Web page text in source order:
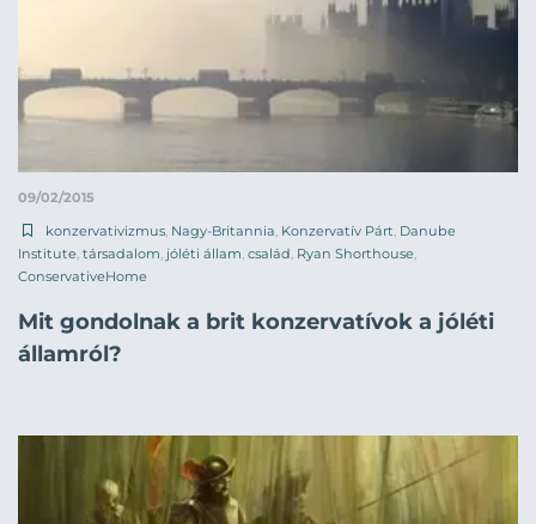
09/02/2015
konzervativizmus Nagy-Britannia Konzervatív Párt Danube
Institute társadalom jóléti állam család Ryan Shorthouse
ConservativeHome
Mit gondolnak a brit konzervatívok a jóléti
államról?